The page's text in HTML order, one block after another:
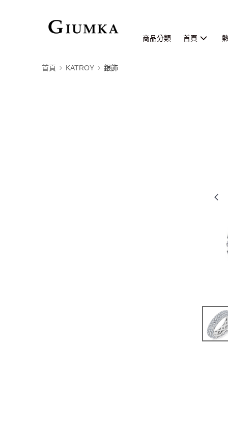
商品分類 首頁
首頁 KATROY 銀飾